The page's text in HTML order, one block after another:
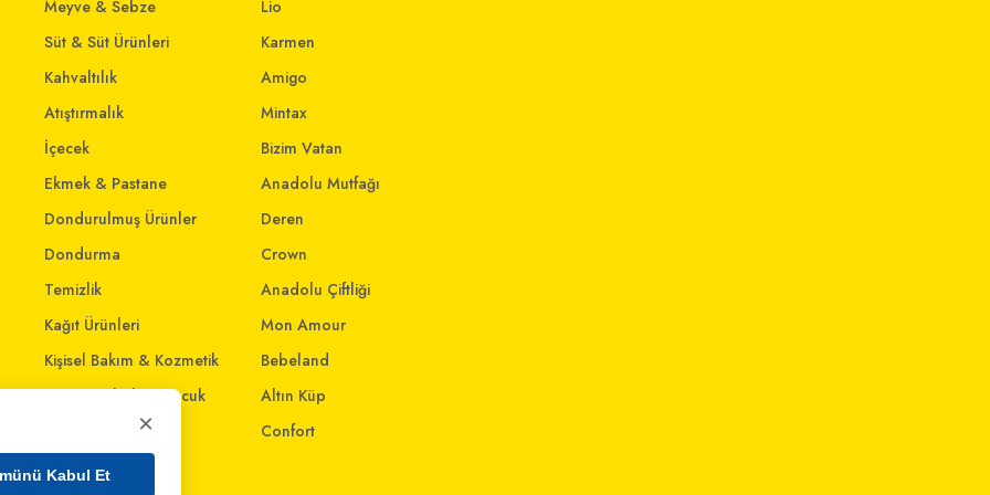
Meyve & Sebze
Süt & Süt Ürünleri
Kahvaltılık
Atıştırmalık
İçecek
Ekmek & Pastane
Dondurulmuş Ürünler
Dondurma
Temizlik
Kağıt Ürünleri
Kişisel Bakım & Kozmetik
Anne - Bebek & Çocuk
Ev & Yaşam
Lio
Karmen
Amigo
Mintax
Bizim Vatan
Anadolu Mutfağı
Deren
Crown
Anadolu Çiftliği
Mon Amour
Bebeland
Altın Küp
Confort
×
Kabul Et